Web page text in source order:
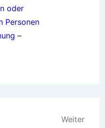
oder
Personen
–
Weiter